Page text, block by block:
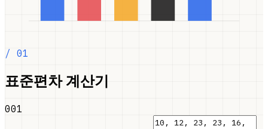
/ 01
표준편차 계산기
001